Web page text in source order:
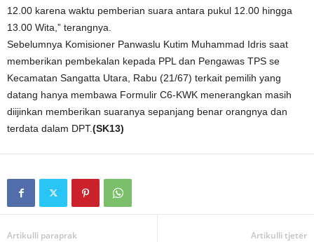
12.00 karena waktu pemberian suara antara pukul 12.00 hingga
13.00 Wita,” terangnya.
Sebelumnya Komisioner Panwaslu Kutim Muhammad Idris saat
memberikan pembekalan kepada PPL dan Pengawas TPS se
Kecamatan Sangatta Utara, Rabu (21/67) terkait pemilih yang
datang hanya membawa Formulir C6-KWK menerangkan masih
diijinkan memberikan suaranya sepanjang benar orangnya dan
terdata dalam DPT.(SK13)
Artikulli paraprak Artikulli tjetër